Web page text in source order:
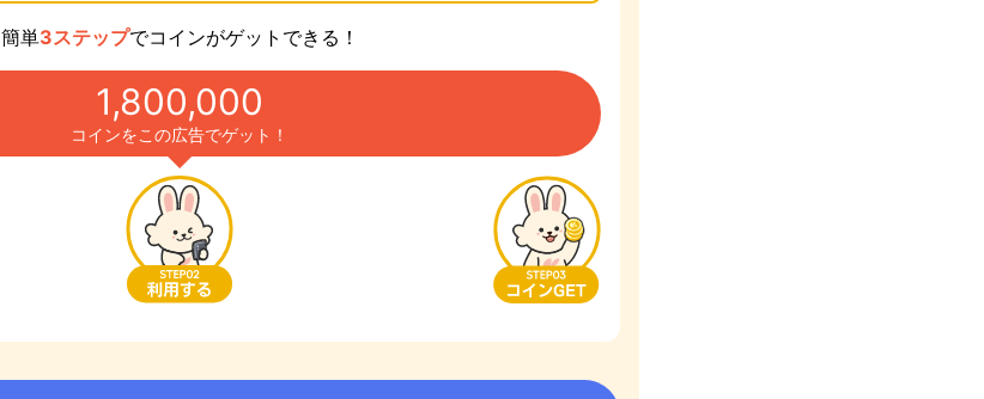
簡単3ステップでコインがゲットできる！
1,800,000
コインをこの広告でゲット！